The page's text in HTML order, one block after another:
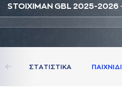
STOIXIMAN GBL 2025-2026
ΣΤAΤΙΣΤΙΚA